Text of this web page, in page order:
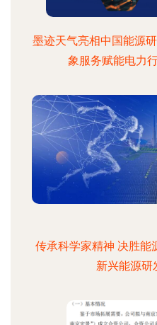
墨迹天气亮相中国能源
象服务赋能电力
传承科学家精神 决胜
新兴能源研